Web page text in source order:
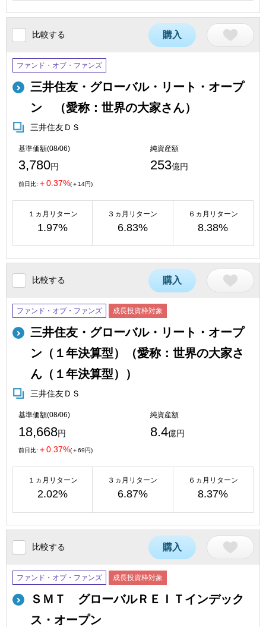
比較する 購入
ファンド・オブ・ファンズ
三井住友・グローバル・リート・オープ
ン （愛称：世界の大家さん）
三井住友ＤＳ
基準価額(08/06)
3,780円
純資産額
253億円
前日比: ＋0.37%(＋14円)
１ヵ月リターン
1.97%
３ヵ月リターン
6.83%
６ヵ月リターン
8.38%
比較する 購入
ファンド・オブ・ファンズ 成長投資枠対象
三井住友・グローバル・リート・オープ
ン（１年決算型）（愛称：世界の大家さ
ん（１年決算型））
三井住友ＤＳ
基準価額(08/06)
18,668円
純資産額
8.4億円
前日比: ＋0.37%(＋69円)
１ヵ月リターン
2.02%
３ヵ月リターン
6.87%
６ヵ月リターン
8.37%
比較する 購入
ファンド・オブ・ファンズ 成長投資枠対象
ＳＭＴ グローバルＲＥＩＴインデック
ス・オープン